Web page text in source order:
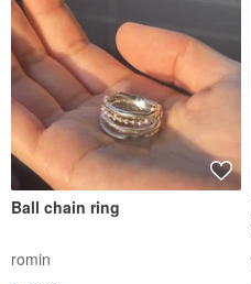
Ball chain ring
romin